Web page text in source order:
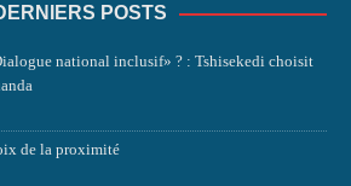
POSTS
national inclusif» ? : Tshisekedi choisit
de la proximité